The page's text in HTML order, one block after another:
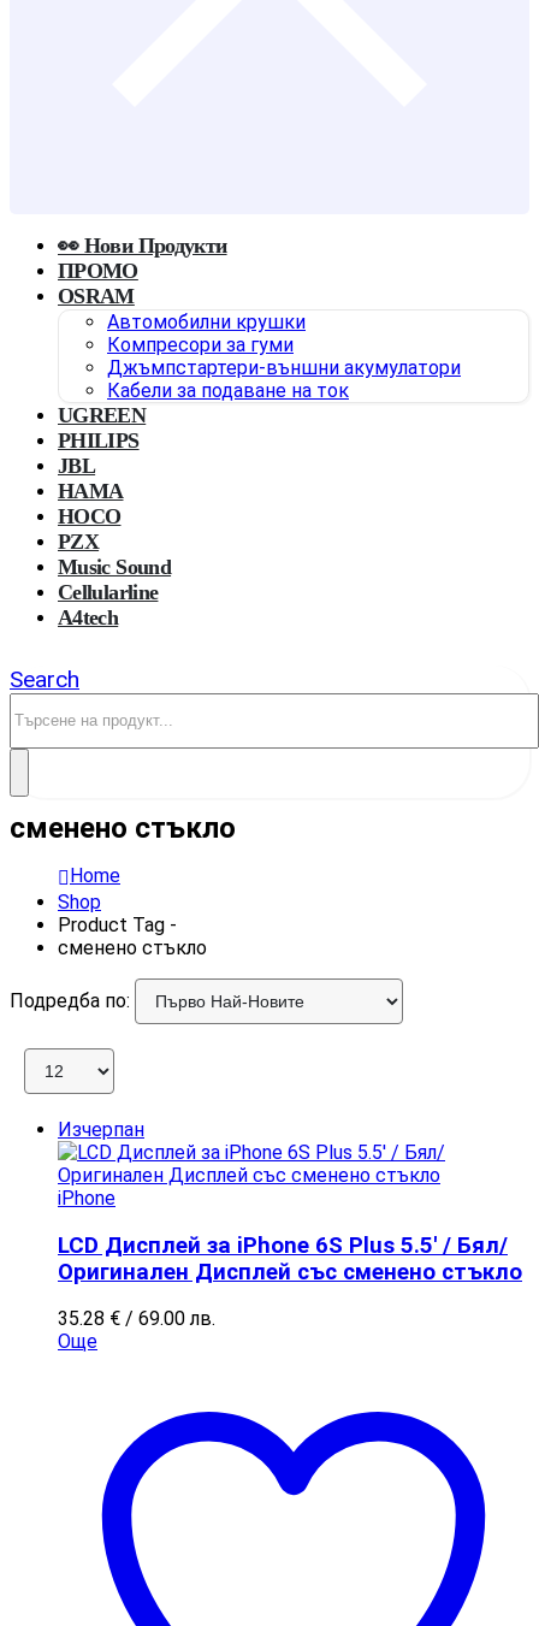
👀 Нови Продукти
ПРОМО
OSRAM
Автомобилни крушки
Компресори за гуми
Джъмпстартери-външни акумулатори
Кабели за подаване на ток
UGREEN
PHILIPS
JBL
HAMA
HOCO
PZX
Music Sound
Cellularline
A4tech
Search
сменено стъкло
Home
Shop
Product Tag -
сменено стъкло
Подредба по:
Изчерпан
iPhone
LCD Дисплей за iPhone 6S Plus 5.5′ / Бял/
Оригинален Дисплей със сменено стъкло
35.28 € / 69.00 лв.
Още